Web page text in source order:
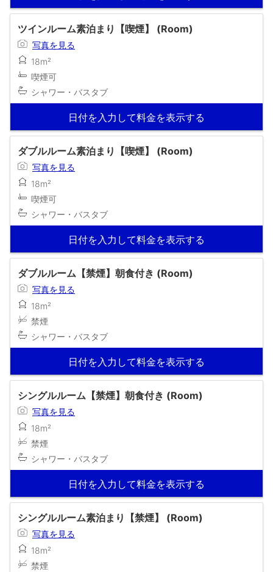
ツインルーム素泊まり【喫煙】 (Room)
写真を見る
18m²
喫煙可
シャワー・バスタブ
日付を入力して料金を表示する
ダブルルーム素泊まり【喫煙】 (Room)
写真を見る
18m²
喫煙可
シャワー・バスタブ
日付を入力して料金を表示する
ダブルルーム【禁煙】朝食付き (Room)
写真を見る
18m²
禁煙
シャワー・バスタブ
日付を入力して料金を表示する
シングルルーム【禁煙】朝食付き (Room)
写真を見る
18m²
禁煙
シャワー・バスタブ
日付を入力して料金を表示する
シングルルーム素泊まり【禁煙】 (Room)
写真を見る
18m²
禁煙